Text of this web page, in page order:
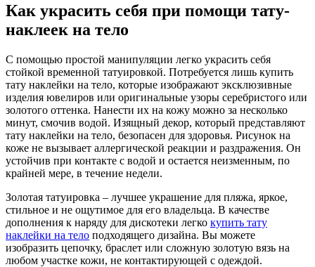
Как украсить себя при помощи тату-
наклеек на тело
С помощью простой манипуляции легко украсить себя
стойкой временной татуировкой. Потребуется лишь купить
тату наклейки на тело, которые изображают эксклюзивные
изделия ювелиров или оригинальные узоры серебристого или
золотого оттенка. Нанести их на кожу можно за несколько
минут, смочив водой. Изящный декор, который представляют
тату наклейки на тело, безопасен для здоровья. Рисунок на
коже не вызывает аллергической реакции и раздражения. Он
устойчив при контакте с водой и остается неизменным, по
крайней мере, в течение недели.
Золотая татуировка – лучшее украшение для пляжа, яркое,
стильное и не ощутимое для его владельца. В качестве
дополнения к наряду для дискотеки легко купить тату
наклейки на тело подходящего дизайна. Вы можете
изобразить цепочку, браслет или сложную золотую вязь на
любом участке кожи, не контактирующей с одеждой.